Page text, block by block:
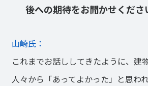
後への期待をお聞かせくださ
山崎氏：
これまでお話ししてきたように、建
人々から「あってよかった」と思わ